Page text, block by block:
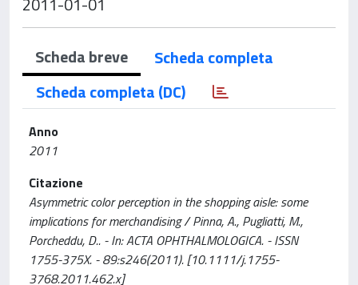
Scheda breve
Scheda completa
Scheda completa (DC)
Anno
2011
Citazione
Asymmetric color perception in the shopping aisle: some
implications for merchandising / Pinna, A., Pugliatti, M.,
Porcheddu, D.. - In: ACTA OPHTHALMOLOGICA. - ISSN
1755-375X. - 89:s246(2011). [10.1111/j.1755-
3768.2011.462.x]